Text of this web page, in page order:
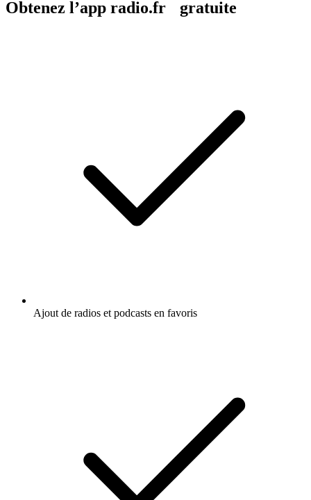
Obtenez l’app radio.fr gratuite
Ajout de radios et podcasts en favoris